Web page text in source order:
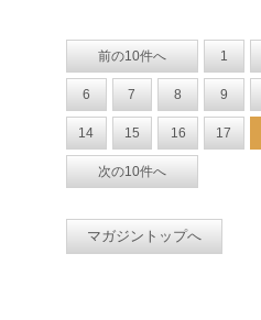
前の10件へ 1
6 7 8 9
14 15 16 17
次の10件へ
マガジントップへ